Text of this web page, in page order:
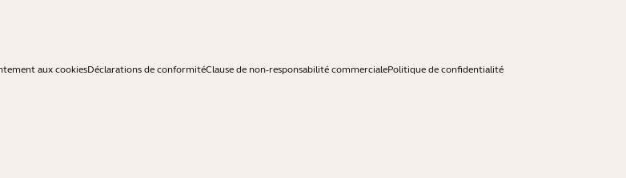
aux cookiesDéclarations de conformitéClause de non-responsabilité commercialePolitique de confidentialité